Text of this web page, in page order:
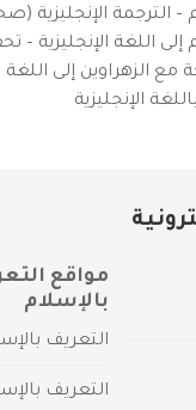
– الترجمة الإنجليزية
إلى اللغة الإنجليزية
الزهراوين إلى اللغة
الإنجليزية
مواقع
بالإسلام
التعريف
التعريف